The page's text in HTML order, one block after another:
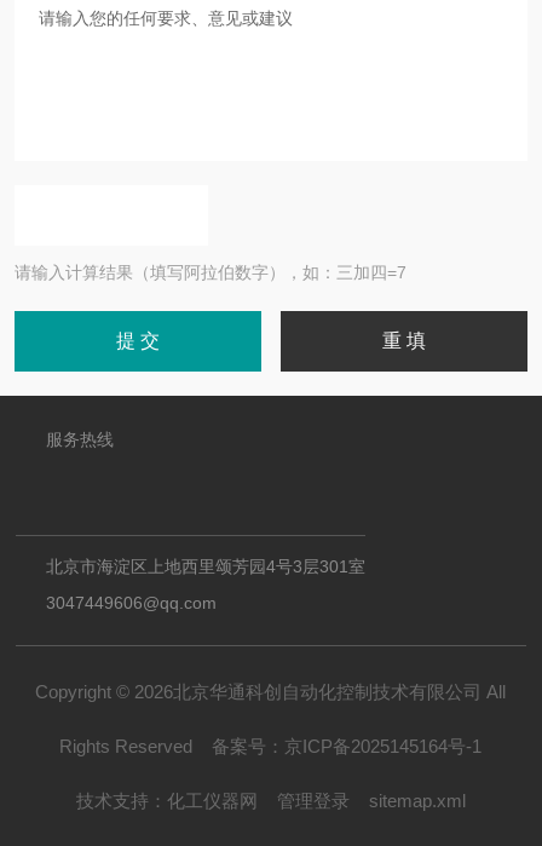
请输入计算结果（填写阿拉伯数字），如：三加四=7
服务热线
北京市海淀区上地西里颂芳园4号3层301室
3047449606@qq.com
Copyright © 2026北京华通科创自动化控制技术有限公司 All
Rights Reserved 备案号： 京ICP备2025145164号-1
技术支持： 化工仪器网 管理登录 sitemap.xml